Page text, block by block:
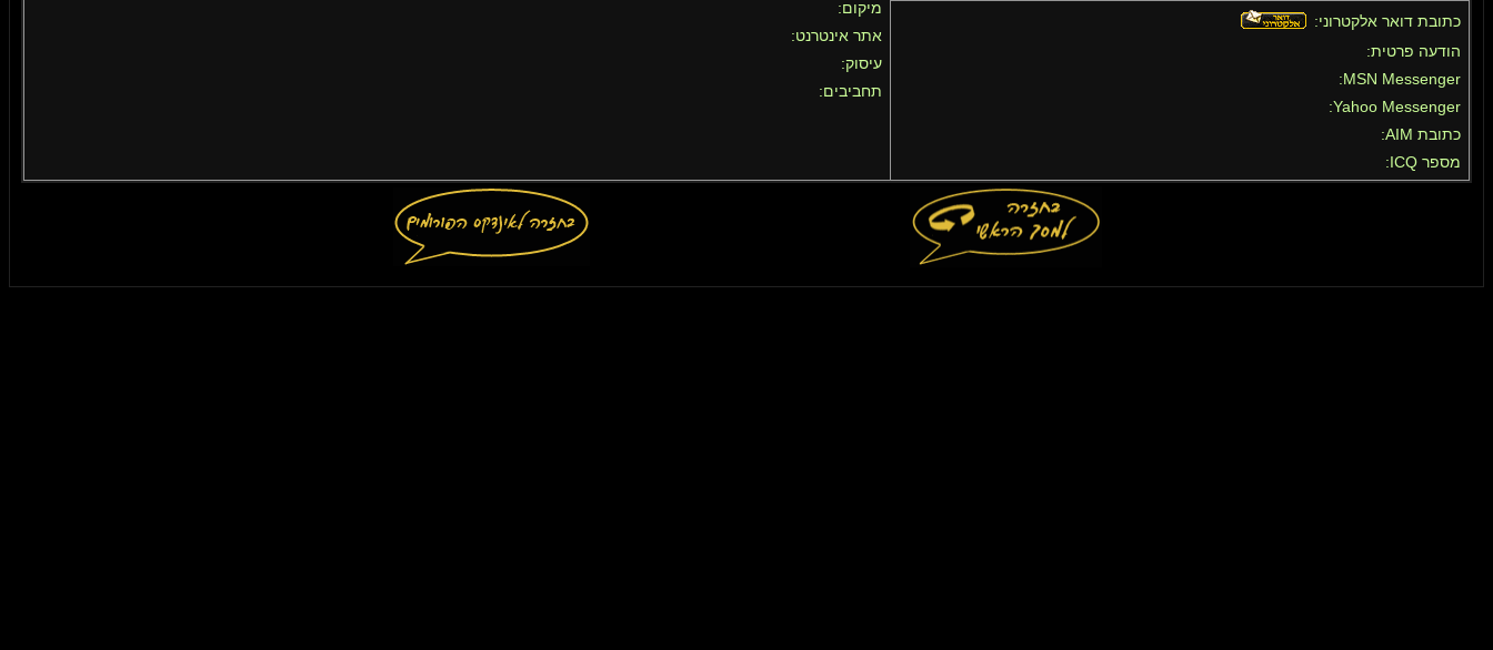
מיקום:
אתר אינטרנט:
עיסוק:
תחביבים:
כתובת דואר אלקטרוני:
הודעה פרטית:
MSN Messenger:
Yahoo Messenger:
כתובת AIM:
מספר ICQ: